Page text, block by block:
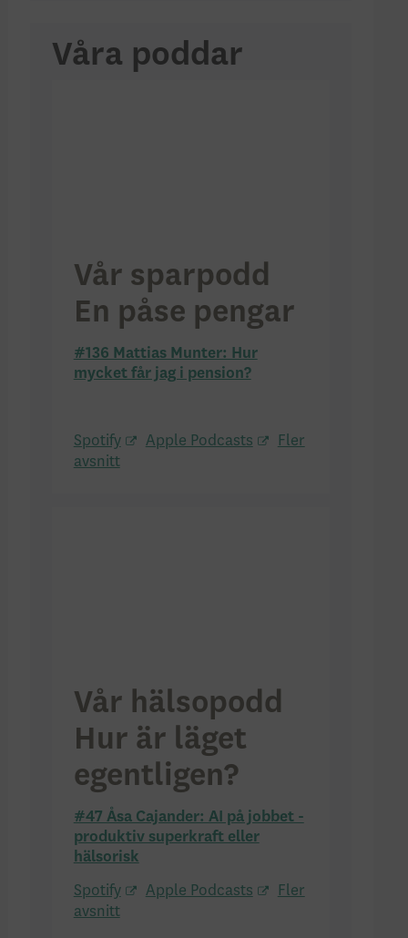
Våra poddar
Vår sparpodd
En påse pengar
#136 Mattias Munter: Hur
mycket får jag i pension?
Spotify Apple Podcasts
Fler
avsnitt
Vår hälsopodd
Hur är läget
egentligen?
#47 Åsa Cajander: AI på jobbet -
produktiv superkraft eller
hälsorisk
Spotify Apple Podcasts
Fler
avsnitt